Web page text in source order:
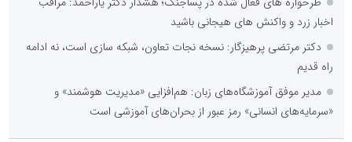
اخبار زرد و واکنش های هیجانی باشید
دکتر مرتضی پرهیزگار: نسخه نجات تعاون، شبکه سازی است، نه ادامه
راه قدیم
مدیر موفق آموزشگاه‌های زبان: هم‌افزایی «مدیریت هوشمند» و
«سرمایه‌های انسانی» رمز عبور از بحران‌های آموزشی است